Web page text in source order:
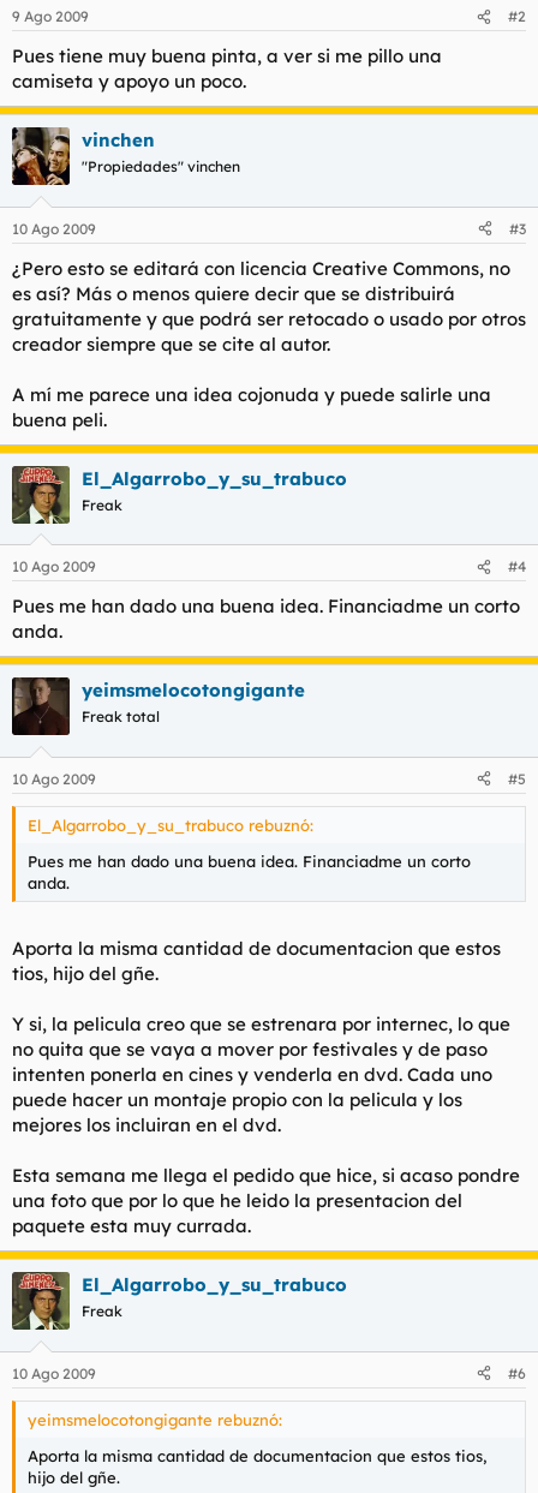
9 Ago 2009 #2
Pues tiene muy buena pinta, a ver si me pillo una
camiseta y apoyo un poco.
vinchen
"Propiedades" vinchen
10 Ago 2009 #3
¿Pero esto se editará con licencia Creative Commons, no
es así? Más o menos quiere decir que se distribuirá
gratuitamente y que podrá ser retocado o usado por otros
creador siempre que se cite al autor.
A mí me parece una idea cojonuda y puede salirle una
buena peli.
El_Algarrobo_y_su_trabuco
Freak
10 Ago 2009 #4
Pues me han dado una buena idea. Financiadme un corto
anda.
yeimsmelocotongigante
Freak total
10 Ago 2009 #5
El_Algarrobo_y_su_trabuco rebuznó:
Pues me han dado una buena idea. Financiadme un corto
anda.
Aporta la misma cantidad de documentacion que estos
tios, hijo del gñe.
Y si, la pelicula creo que se estrenara por internec, lo que
no quita que se vaya a mover por festivales y de paso
intenten ponerla en cines y venderla en dvd. Cada uno
puede hacer un montaje propio con la pelicula y los
mejores los incluiran en el dvd.
Esta semana me llega el pedido que hice, si acaso pondre
una foto que por lo que he leido la presentacion del
paquete esta muy currada.
El_Algarrobo_y_su_trabuco
Freak
10 Ago 2009 #6
yeimsmelocotongigante rebuznó:
Aporta la misma cantidad de documentacion que estos tios,
hijo del gñe.